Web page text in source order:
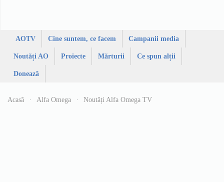
AOTV Cine suntem, ce facem Campanii media
Noutăți AO Proiecte Mărturii Ce spun alții
Donează
Acasă Alfa Omega Noutăți Alfa Omega TV